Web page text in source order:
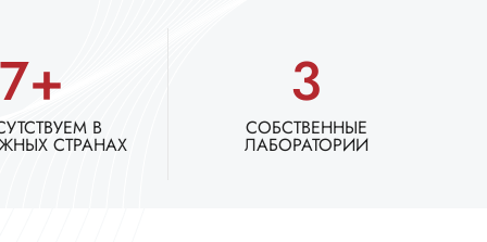
В
СТРАНАХ
3
СОБСТВЕННЫЕ
ЛАБОРАТОРИИ